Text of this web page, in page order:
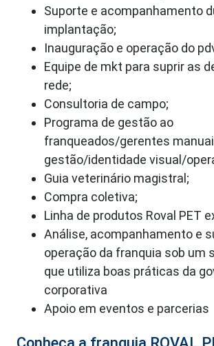
Suporte e acompanhamento
implantação;
Inauguração e operação do
Equipe de mkt para suprir as
rede;
Consultoria de campo;
Programa de gestão ao
franqueados/gerentes
gestão/identidade visual/
Guia veterinário magistral;
Compra coletiva;
Linha de produtos Roval PET
Análise, acompanhamento e
operação da franquia sob um
que utiliza boas práticas da
corporativa
Apoio em eventos e parcerias